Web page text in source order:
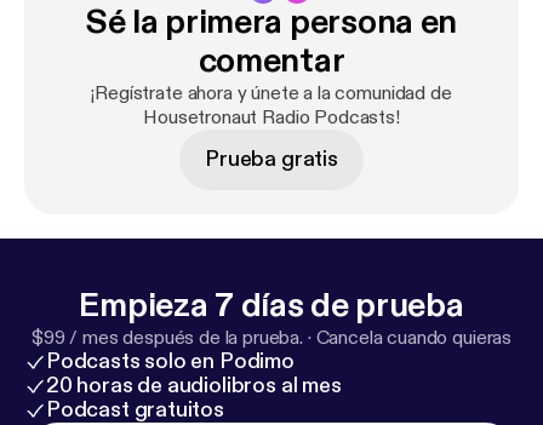
Sé la primera persona en
comentar
¡Regístrate ahora y únete a la comunidad de
Housetronaut Radio Podcasts!
Prueba gratis
Empieza 7 días de prueba
$99 / mes después de la prueba. · Cancela cuando quieras
Podcasts solo en Podimo
20 horas de audiolibros al mes
Podcast gratuitos